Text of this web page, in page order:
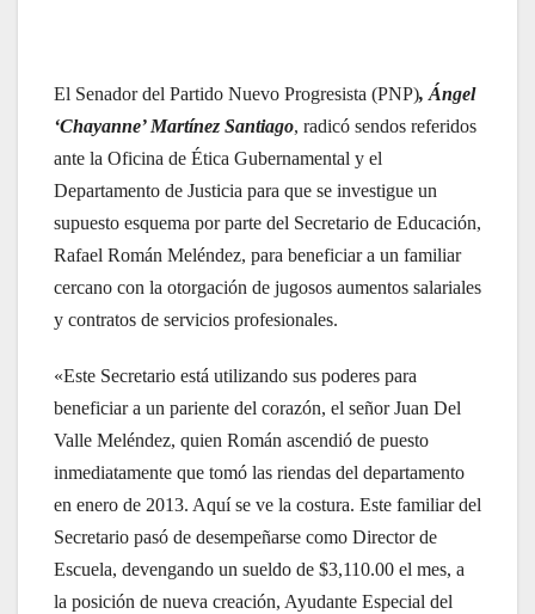
El Senador del Partido Nuevo Progresista (PNP), Ángel
‘Chayanne’ Martínez Santiago, radicó sendos referidos
ante la Oficina de Ética Gubernamental y el
Departamento de Justicia para que se investigue un
supuesto esquema por parte del Secretario de Educación,
Rafael Román Meléndez, para beneficiar a un familiar
cercano con la otorgación de jugosos aumentos salariales
y contratos de servicios profesionales.
«Este Secretario está utilizando sus poderes para
beneficiar a un pariente del corazón, el señor Juan Del
Valle Meléndez, quien Román ascendió de puesto
inmediatamente que tomó las riendas del departamento
en enero de 2013. Aquí se ve la costura. Este familiar del
Secretario pasó de desempeñarse como Director de
Escuela, devengando un sueldo de $3,110.00 el mes, a
la posición de nueva creación, Ayudante Especial del